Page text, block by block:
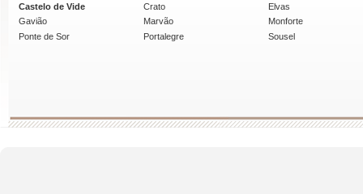
Castelo de Vide
Crato
Elvas
Gavião
Marvão
Monforte
Ponte de Sor
Portalegre Sousel